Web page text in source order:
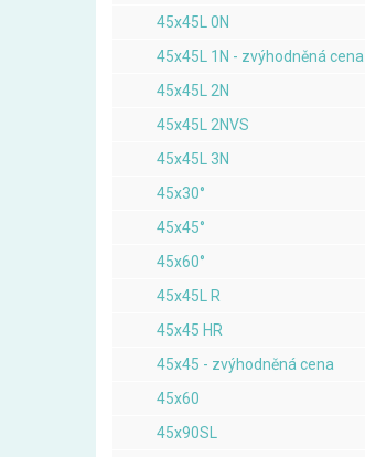
45x45L 0N
45x45L 1N - zvýhodněná cena
45x45L 2N
45x45L 2NVS
45x45L 3N
45x30°
45x45°
45x60°
45x45L R
45x45 HR
45x45 - zvýhodněná cena
45x60
45x90SL